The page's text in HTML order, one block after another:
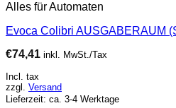
Alles für Automaten
Evoca Colibri AUSGABERAUM
€74,41 inkl. MwSt./Tax
Incl. tax
zzgl. Versand
Lieferzeit: ca. 3-4 Werktage